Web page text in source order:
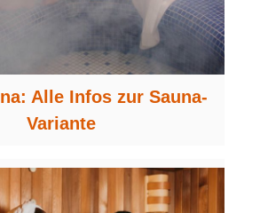
Alle Infos zur Sauna-
Variante